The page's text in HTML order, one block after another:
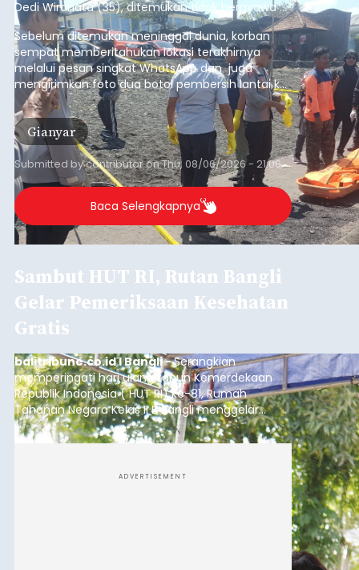
Dedi Wiranata (35), ditemukan tidak bernyawa di
pesisir Pantai Purnama, Sukawati.
Sebelum ditemukan meninggal dunia, korban
sempat memberitahukan lokasi terakhirnya
melalui pesan singkat WhatsApp dan juga
mengirimkan foto dua botol pembersih lantai ke
istrinya.
Gianyar
Submitted bycontributoronThu, 08/06/2026 - 21:06
Baca Selengkapnya
Sambut HUT RI, Rutan Bangli
Gelar Pemeriksaan Kesehatan
Gratis
balitribune.co.id I Bangli -Serangkian
memperingati hari ulang tahun Kemerdekaan
Republik Indonesia ( HUT RI) ke-81, Rumah
Tahanan Negara Kelas II B Bangli menggelar
kegiatan pemeriksaan kesehatan gratis, Rabu
(6/8/2026).
ADVERTISEMENT